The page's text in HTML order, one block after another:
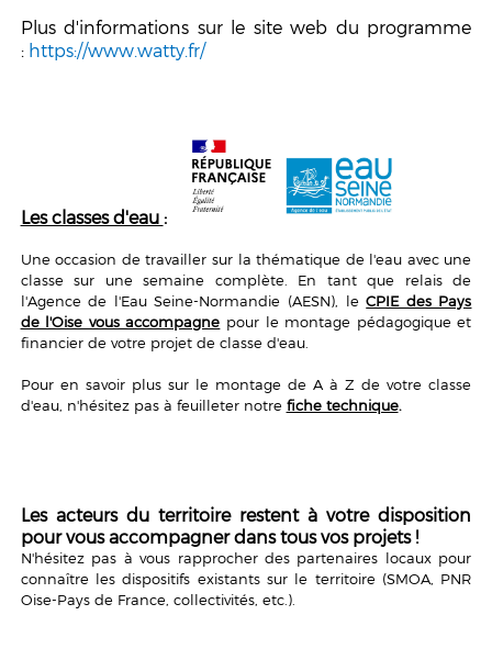
Plus d'informations sur le site web du programme
: https://www.watty.fr/
Les classes d'eau :
Une occasion de travailler sur la thématique de l'eau avec une
classe sur une semaine complète. En tant que relais de
l'Agence de l'Eau Seine-Normandie (AESN), leCPIE des Pays
de l'Oise vous accompagne pour le montage pédagogique et
financier de votre projet de classe d'eau.
Pour en savoir plus sur le montage de A à Z de votre classe
d'eau, n'hésitez pas à feuilleter notre fiche technique.
Les acteurs du territoire restent à votre disposition
pour vous accompagner dans tous vos projets !
N'hésitez pas à vous rapprocher des partenaires locaux pour
connaître les dispositifs existants sur le territoire (SMOA, PNR
Oise-Pays de France, collectivités, etc.).